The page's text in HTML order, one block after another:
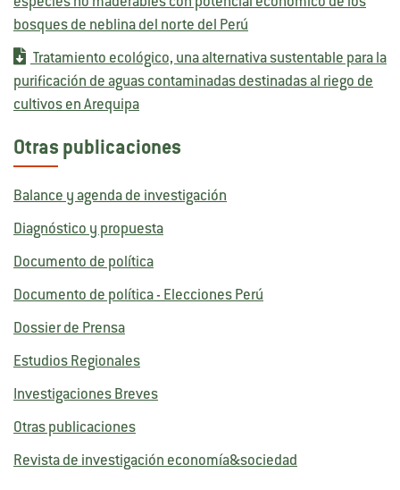
bosques de neblina del norte del Perú
Tratamiento ecológico, una alternativa sustentable para la
purificación de aguas contaminadas destinadas al riego de
cultivos en Arequipa
Otras publicaciones
Balance y agenda de investigación
Diagnóstico y propuesta
Documento de política
Documento de política - Elecciones Perú
Dossier de Prensa
Estudios Regionales
Investigaciones Breves
Otras publicaciones
Revista de investigación economía&sociedad